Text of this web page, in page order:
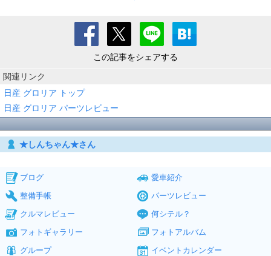
この記事をシェアする
関連リンク
日産 グロリア トップ
日産 グロリア パーツレビュー
★しんちゃん★さん
ブログ
愛車紹介
整備手帳
パーツレビュー
クルマレビュー
何シテル？
フォトギャラリー
フォトアルバム
グループ
イベントカレンダー